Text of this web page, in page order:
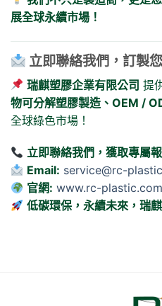
展全球永續市場！
立即聯絡我們，訂製
瑞麒塑膠企業有限公司 提
物可分解塑膠製造、OEM /
全球綠色市場！
立即聯絡我們，獲取專屬報
Email: service@rc-
官網: www.rc-plastic.com
低碳環保，永續未來，瑞